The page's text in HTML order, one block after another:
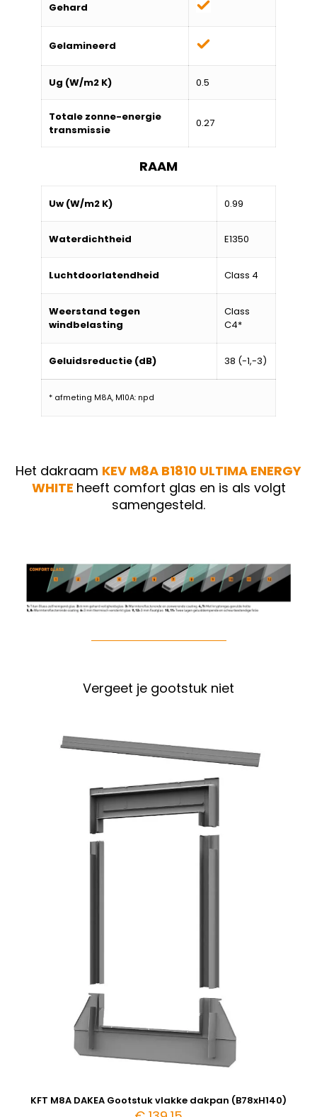
Gehard
Gelamineerd
Ug (W/m2 K) 0.5
Totale zonne-energie
transmissie
0.27
RAAM
Uw (W/m2 K) 0.99
Waterdichtheid E1350
Luchtdoorlatendheid Class 4
Weerstand tegen
windbelasting
Class
C4*
Geluidsreductie (dB) 38 (-1,-3)
* afmeting M8A, M10A: npd
Het dakraam KEV M8A B1810 ULTIMA ENERGY
WHITE heeft comfort glas en is als volgt
samengesteld.
Vergeet je gootstuk niet
KFT M8A DAKEA Gootstuk vlakke dakpan (B78xH140)